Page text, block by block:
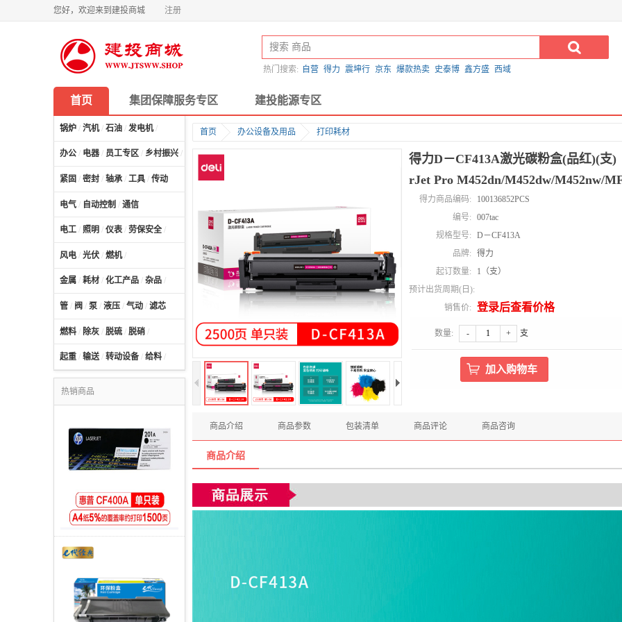
您好，欢迎来到建投商城 注册
热门搜索: 自营 得力 震坤行 京东 爆款热卖 史泰博 鑫方盛 西域
首页 集团保障服务专区 建投能源专区
锅炉 / 汽机/ 石油 / 发电机/
办公 / 电器 / 员工专区 / 乡村振兴 / 计算机及配件
紧固 / 密封 / 轴承 / 工具 / 传动
电气 / 自动控制 / 通信
电工 / 照明 / 仪表 / 劳保安全 /
风电 / 光伏 / 燃机/
金属 / 耗材 / 化工产品 / 杂品 /
管 / 阀 / 泵 / 液压 / 气动 / 滤芯
燃料 / 除灰 / 脱硫 / 脱硝 /
起重 / 输送/ 转动设备 / 给料 /
热销商品
首页 办公设备及用品 打印耗材
得力D－CF413A激光碳粉盒(品红)(支)
rJet Pro M452dn/M452dw/M452nw/
得力商品编码:
100136852PCS
编号:
007tac
规格型号:
D－CF413A
品牌:
得力
起订数量:
1（支）
预计出货周期(日):
销售价:
登录后查看价格
数量: - + 支
商品介绍 商品参数 包装清单 商品评论 商品咨询
商品介绍